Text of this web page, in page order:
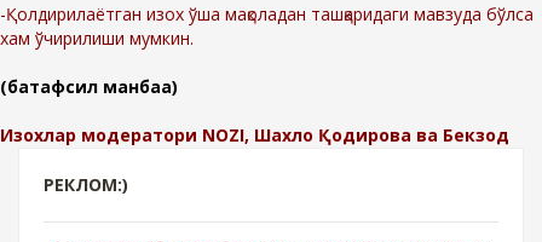
-Қолдирилаётган изох ўша мақоладан ташқаридаги мавзуда бўлса
хам ўчирилиши мумкин.
(батафсил манбаа)
Изохлар модератори NOZI, Шахло Қодирова ва Бекзод
РЕКЛОМ:)